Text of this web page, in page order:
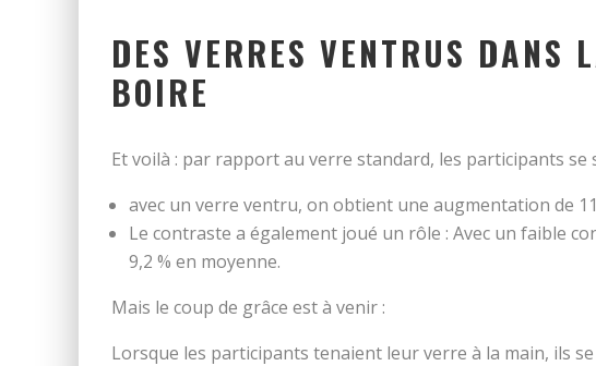
DES VERRES VENTRUS
BOIRE
Et voilà : par rapport au verre standard, les participants
avec un verre ventru, on obtient une augmentation de
Le contraste a également joué un rôle : Avec un faible
9,2 % en moyenne.
Mais le coup de grâce est à venir :
Lorsque les participants tenaient leur verre à la main, ils